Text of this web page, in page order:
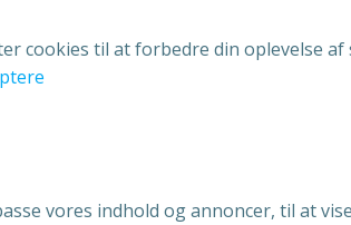
cookies til at forbedre din oplevelse
vores indhold og annoncer, til at